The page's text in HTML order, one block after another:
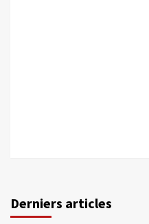
Derniers articles